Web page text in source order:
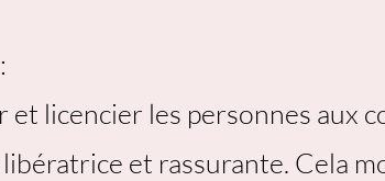
et licencier les personnes aux
et rassurante. Cela